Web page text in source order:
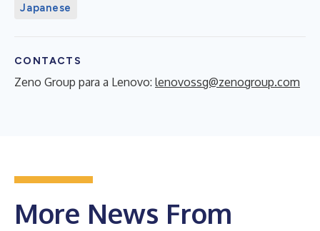
Japanese
CONTACTS
Zeno Group para a Lenovo: lenovossg@zenogroup.com
More News From